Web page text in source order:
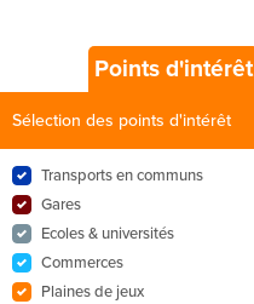
Points d'intérêt
Sélection des points d'intérêt
Transports en communs
Gares
Ecoles & universités
Commerces
Plaines de jeux